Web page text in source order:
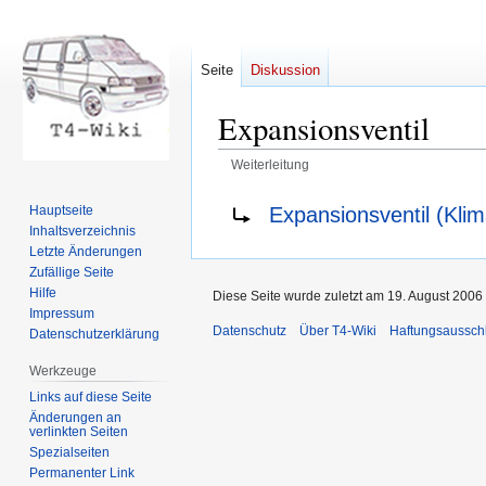
Expansionsventil
Weiterleitung
Navigation
Suche
Weiterleitung nach:
Expansionsventil
Seite Diskussion
Hauptseite
Inhaltsverzeichnis
Letzte Änderungen
Zufällige Seite
Hilfe
Impressum
Datenschutzerklärung
Werkzeuge
Links auf diese Seite
Änderungen an
verlinkten Seiten
Spezialseiten
Permanenter Link
Diese Seite wurde zuletzt am 19. August
Datenschutz Über T4-Wiki